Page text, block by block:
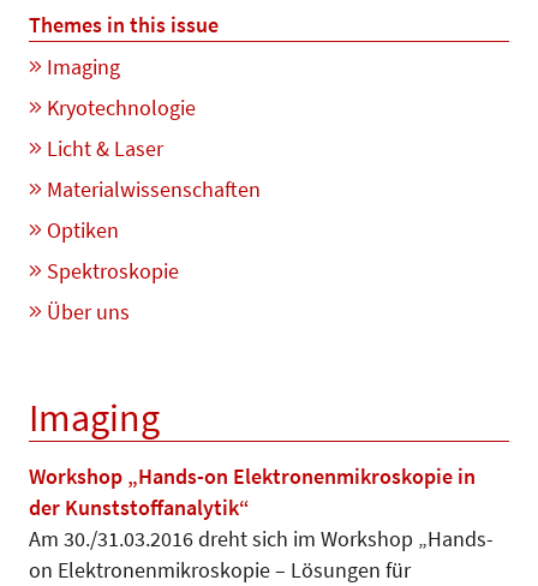
Themes in this issue
Imaging
Kryotechnologie
Licht & Laser
Materialwissenschaften
Optiken
Spektroskopie
Über uns
Imaging
Workshop „Hands-on Elektronenmikroskopie in
der Kunststoffanalytik“
Am 30./31.03.2016 dreht sich im Workshop „Hands-
on Elektronenmi­kroskopie – Lö­sun­­gen für